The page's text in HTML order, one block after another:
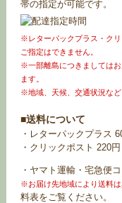
帯の指定が可能です。
※レターパックプラス・ク
ご指定はできません。
※一部離島につきましては
ます。
※地域、天候、交通状況など
■送料について
・レターパックプラス
・クリックポスト 220円
・ヤマト運輸・宅急便
※お届け先地域により送料は
料表をご覧ください。